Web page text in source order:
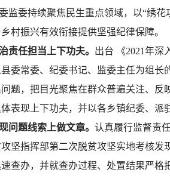
委持续聚焦民生重点领域，以“绣花
村振兴有效衔接提供坚强纪律保障。
责任担当上下功夫。 出台 《2021年深
委常委、纪委书记、监委主任为组长
题，把目光聚焦在群众普遍关注、
体表现上下功夫，并以各乡镇纪委、
问题线索上做文章。 认真履行监督责
攻坚指挥部第二次脱贫攻坚实地考核
查办，并就查办过程、处置结果严